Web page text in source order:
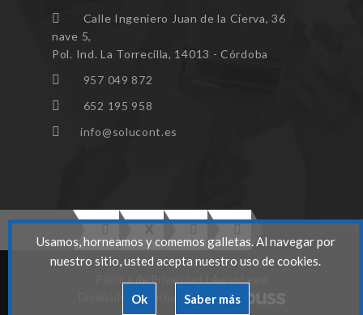
Usamos, horneamos y comemos galletas. Al navegar por
nuestro sitio, usted acepta nuestro uso de cookies.
Ok Saber más
Calle Ingeniero Juan de la Cierva, 36
nave 5,
Pol. Ind. La Torrecilla, 14013 - Córdoba
957 049 872
652 195 958
info@solucont.es
Diseñado y Posicionado por